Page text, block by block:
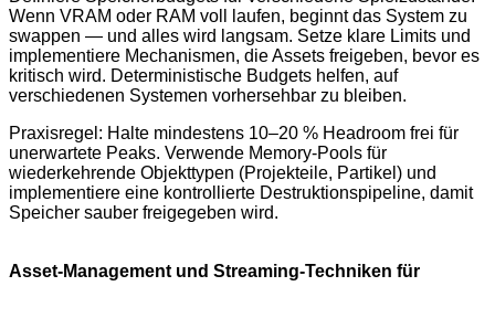
Wenn VRAM oder RAM voll laufen, beginnt das System zu
swappen — und alles wird langsam. Setze klare Limits und
implementiere Mechanismen, die Assets freigeben, bevor es
kritisch wird. Deterministische Budgets helfen, auf
verschiedenen Systemen vorhersehbar zu bleiben.
Praxisregel: Halte mindestens 10–20 % Headroom frei für
unerwartete Peaks. Verwende Memory-Pools für
wiederkehrende Objekttypen (Projekteile, Partikel) und
implementiere eine kontrollierte Destruktionspipeline, damit
Speicher sauber freigegeben wird.
Asset-Management und Streaming-Techniken für